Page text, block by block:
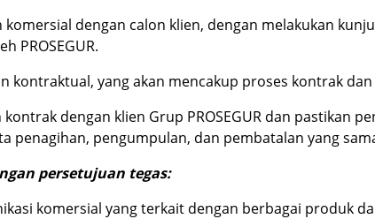
komersial dengan calon klien, dengan melakukan
PROSEGUR.
kontraktual, yang akan mencakup proses kontrak
dengan klien Grup PROSEGUR dan pastikan
penagihan, pengumpulan, dan pembatalan yang
persetujuan tegas:
komersial yang terkait dengan berbagai produk